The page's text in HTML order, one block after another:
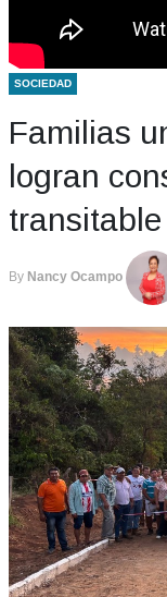
SOCIEDAD
Familias
logran
transitable
By Nancy Ocampo